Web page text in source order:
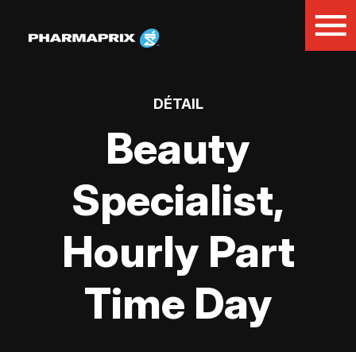
DÉTAIL
Beauty
Specialist,
Hourly Part
Time Day